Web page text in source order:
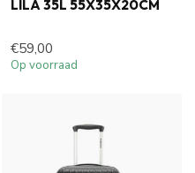
LILA 35L 55X35X20CM
€59,00
Op voorraad